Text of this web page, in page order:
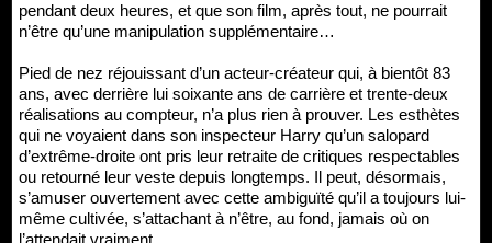
pendant deux heures, et que son film, après tout, ne pourrait
n’être qu’une manipulation supplémentaire…
Pied de nez réjouissant d’un acteur-créateur qui, à bientôt 83
ans, avec derrière lui soixante ans de carrière et trente-deux
réalisations au compteur, n’a plus rien à prouver. Les esthètes
qui ne voyaient dans son inspecteur Harry qu’un salopard
d’extrême-droite ont pris leur retraite de critiques respectables
ou retourné leur veste depuis longtemps. Il peut, désormais,
s’amuser ouvertement avec cette ambiguïté qu’il a toujours lui-
même cultivée, s’attachant à n’être, au fond, jamais où on
l’attendait vraiment.